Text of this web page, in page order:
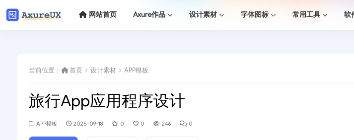
网站首页 Axure作品 设计素材 字体图标 常用工具 软
当前位置： 首页 设计素材 APP模板
旅行App应用程序设计
APP模板 2025-09-18 0 0 246 0